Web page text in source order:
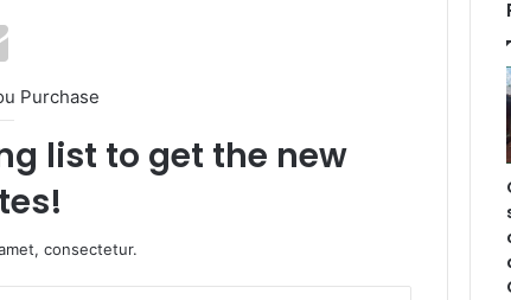
Purchase
list to get the new
consectetur.